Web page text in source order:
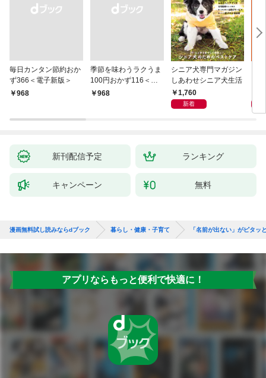
毎日カンタン節約おか
ず366＜電子新版＞
￥968
季節を味わうラクうま
100円おかず116＜電
子新版＞
￥968
シニア犬専門マガジン
しあわせシニア犬生活
1,760
新着
新刊配信予定 ランキング
キャンペーン 無料
漫画無料試し読みならdブック 暮らし・健康・子育て 「名前が出ない」がピタッ
アプリならもっと便利で快適に！